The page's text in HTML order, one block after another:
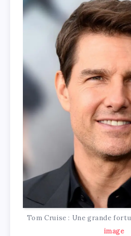
Tom Cruise : Une grande
image